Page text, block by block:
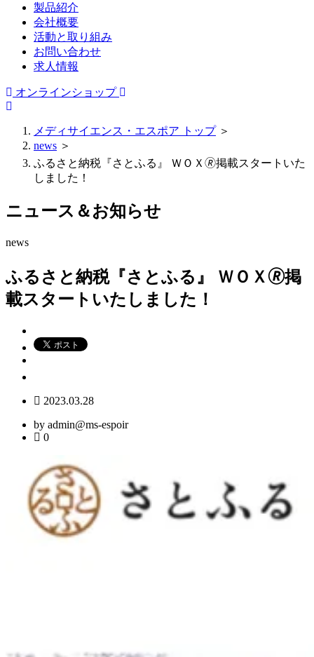
製品紹介
会社概要
活動と取り組み
お問い合わせ
求人情報
オンラインショップ
メディサイエンス・エスポア トップ＞
news ＞
ふるさと納税『さとふる』 ＷＯＸ🄬掲載スタートいた
しました！
ニュース＆お知らせ
news
ふるさと納税『さとふる』 ＷＯＸ🄬掲
載スタートいたしました！
2023.03.28
by admin@ms-espoir
0